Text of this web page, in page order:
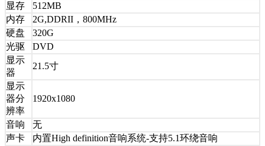
显存
512MB
内存
2G,DDRII，800MHz
硬盘
320G
光驱
DVD
显示
器
21.5寸
显示
器分
辨率
1920x1080
音响
无
声卡
内置High definition音响系统-支持5.1环绕音响